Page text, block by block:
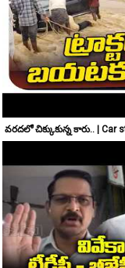
వరదలో చిక్కుకున్న కారు.. | Car